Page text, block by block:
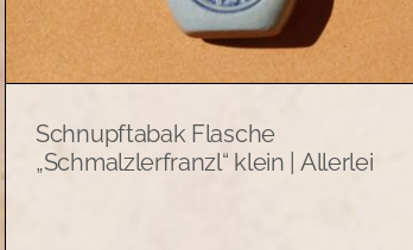
Schnupftabak Flasche
„Schmalzlerfranzl“ klein | Allerlei
Allerlei